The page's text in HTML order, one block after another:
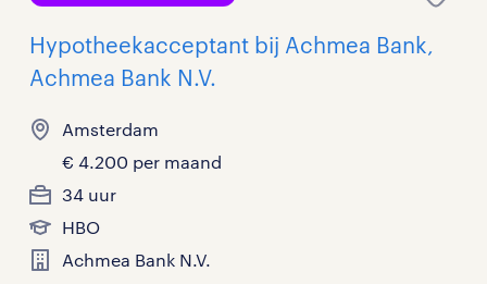
Hypotheekacceptant bij Achmea Bank,
Achmea Bank N.V.
Amsterdam
€ 4.200 per maand
34 uur
HBO
Achmea Bank N.V.